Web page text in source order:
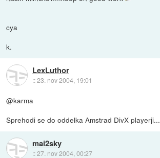
cya
k.
LexLuthor
::23. nov 2004, 19:01
@karma
Sprehodi se do oddelka Amstrad DivX playerji...
mai2sky
::27. nov 2004, 00:27